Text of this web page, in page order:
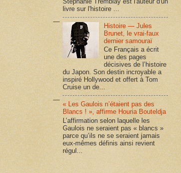
livre sur l'histoire ...
Histoire — Jules
Brunet, le vrai-faux
dernier samouraï
Ce Français a écrit
une des pages
décisives de l’histoire
du Japon. Son destin incroyable a
inspiré Hollywood et offert à Tom
Cruise un de...
« Les Gaulois n’étaient pas des
Blancs ! », affirme Houria Bouteldja
L’affirmation selon laquelle les
Gaulois ne seraient pas « blancs »
parce qu’ils ne se seraient jamais
eux-mêmes définis ainsi revient
régul...